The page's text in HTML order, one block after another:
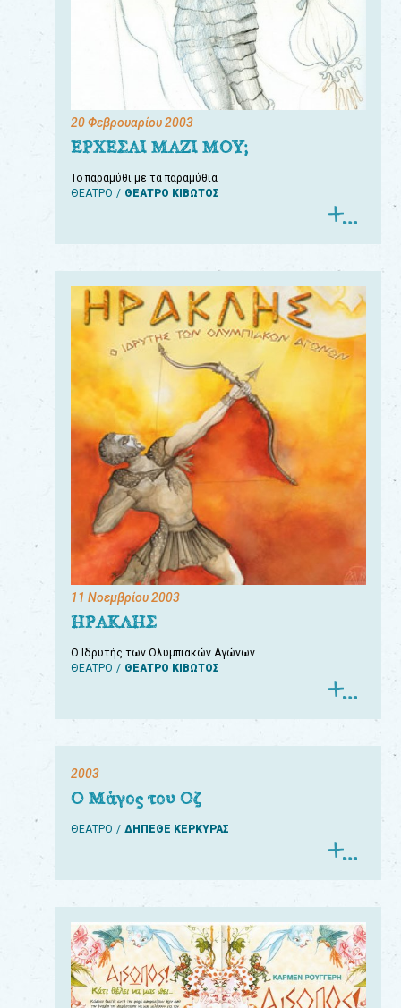
20 Φεβρουαρίου 2003
ΕΡΧΕΣΑΙ ΜΑΖΙ ΜΟΥ;
Το παραμύθι με τα παραμύθια
ΘΕΑΤΡΟ
ΘΕΑΤΡΟ ΚΙΒΩΤΟΣ
11 Νοεμβρίου 2003
ΗΡΑΚΛΗΣ
Ο Ιδρυτής των Ολυμπιακών Αγώνων
ΘΕΑΤΡΟ
ΘΕΑΤΡΟ ΚΙΒΩΤΟΣ
2003
Ο Μάγος του Οζ
ΘΕΑΤΡΟ ΔΗΠΕΘΕ ΚΕΡΚΥΡΑΣ